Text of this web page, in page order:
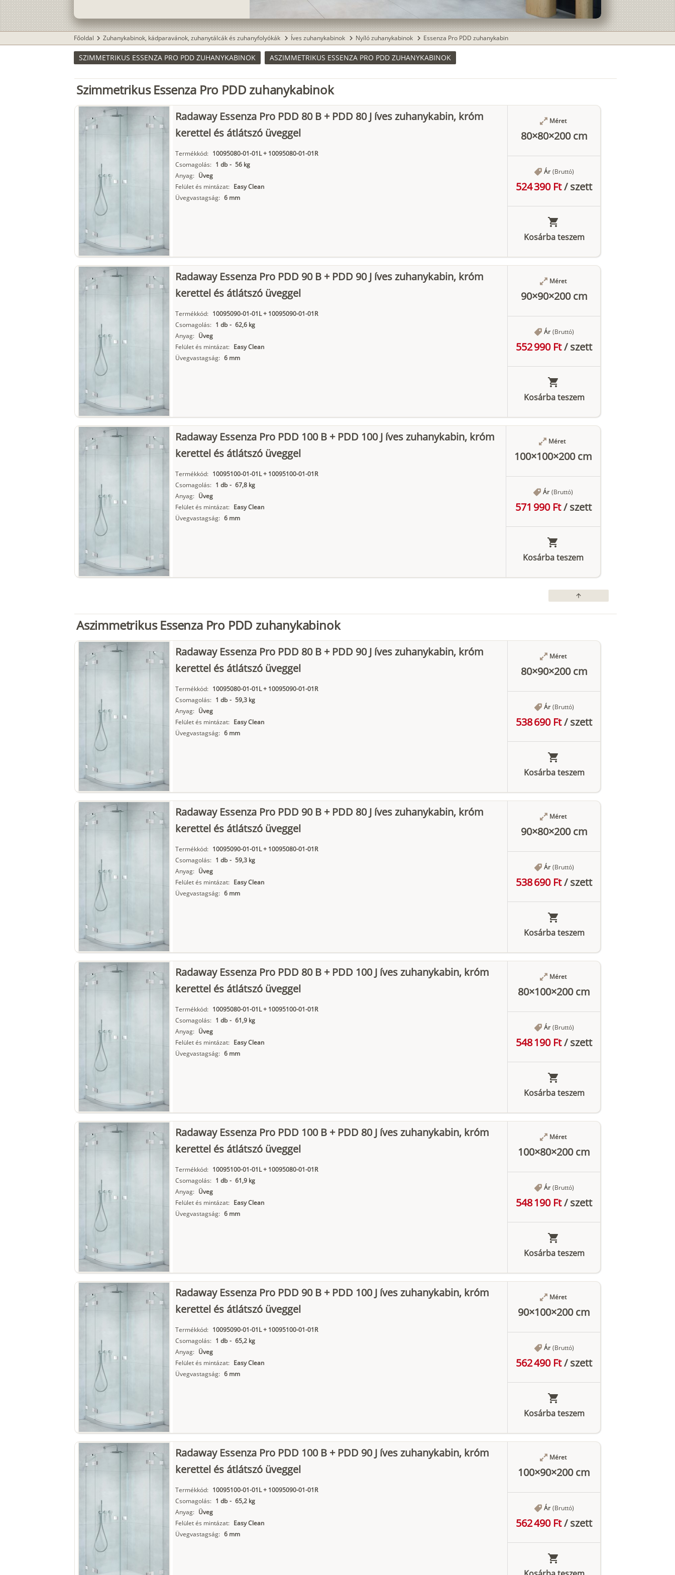
Főoldal chevron_right Zuhanykabinok, kádparavánok, zuhanytálcák és zuhanyfolyókák chevron_right Íves zuhanykabinok chevron_right Nyíló zuhanykabinok chevron_right Essenza Pro PDD zuhanykabin
SZIMMETRIKUS ESSENZA PRO PDD ZUHANYKABINOK ASZIMMETRIKUS ESSENZA PRO PDD ZUHANYKABINOK
Szimmetrikus Essenza Pro PDD zuhanykabinok
Radaway Essenza Pro PDD 80 B + PDD 80 J íves zuhanykabin, króm
kerettel és átlátszó üveggel
Termékkód: 10095080-01-01L + 10095080-01-01R
Csomagolás: 1 db - 56 kg
Anyag: Üveg
Felület és mintázat: Easy Clean
Üvegvastagság: 6 mm
Méret
80×80×200 cm
Ár (Bruttó)
524 390 Ft/szett
Kosárba teszem
Radaway Essenza Pro PDD 90 B + PDD 90 J íves zuhanykabin, króm
kerettel és átlátszó üveggel
Termékkód: 10095090-01-01L + 10095090-01-01R
Csomagolás: 1 db - 62,6 kg
Anyag: Üveg
Felület és mintázat: Easy Clean
Üvegvastagság: 6 mm
Méret
90×90×200 cm
Ár (Bruttó)
552 990 Ft/szett
Kosárba teszem
Radaway Essenza Pro PDD 100 B + PDD 100 J íves zuhanykabin, króm
kerettel és átlátszó üveggel
Termékkód: 10095100-01-01L + 10095100-01-01R
Csomagolás: 1 db - 67,8 kg
Anyag: Üveg
Felület és mintázat: Easy Clean
Üvegvastagság: 6 mm
Méret
100×100×200 cm
Ár (Bruttó)
571 990 Ft/szett
Kosárba teszem
arrow_upward
Aszimmetrikus Essenza Pro PDD zuhanykabinok
Radaway Essenza Pro PDD 80 B + PDD 90 J íves zuhanykabin, króm
kerettel és átlátszó üveggel
Termékkód: 10095080-01-01L + 10095090-01-01R
Csomagolás: 1 db - 59,3 kg
Anyag: Üveg
Felület és mintázat: Easy Clean
Üvegvastagság: 6 mm
Méret
80×90×200 cm
Ár (Bruttó)
538 690 Ft/szett
Kosárba teszem
Radaway Essenza Pro PDD 90 B + PDD 80 J íves zuhanykabin, króm
kerettel és átlátszó üveggel
Termékkód: 10095090-01-01L + 10095080-01-01R
Csomagolás: 1 db - 59,3 kg
Anyag: Üveg
Felület és mintázat: Easy Clean
Üvegvastagság: 6 mm
Méret
90×80×200 cm
Ár (Bruttó)
538 690 Ft/szett
Kosárba teszem
Radaway Essenza Pro PDD 80 B + PDD 100 J íves zuhanykabin, króm
kerettel és átlátszó üveggel
Termékkód: 10095080-01-01L + 10095100-01-01R
Csomagolás: 1 db - 61,9 kg
Anyag: Üveg
Felület és mintázat: Easy Clean
Üvegvastagság: 6 mm
Méret
80×100×200 cm
Ár (Bruttó)
548 190 Ft/szett
Kosárba teszem
Radaway Essenza Pro PDD 100 B + PDD 80 J íves zuhanykabin, króm
kerettel és átlátszó üveggel
Termékkód: 10095100-01-01L + 10095080-01-01R
Csomagolás: 1 db - 61,9 kg
Anyag: Üveg
Felület és mintázat: Easy Clean
Üvegvastagság: 6 mm
Méret
100×80×200 cm
Ár (Bruttó)
548 190 Ft/szett
Kosárba teszem
Radaway Essenza Pro PDD 90 B + PDD 100 J íves zuhanykabin, króm
kerettel és átlátszó üveggel
Termékkód: 10095090-01-01L + 10095100-01-01R
Csomagolás: 1 db - 65,2 kg
Anyag: Üveg
Felület és mintázat: Easy Clean
Üvegvastagság: 6 mm
Méret
90×100×200 cm
Ár (Bruttó)
562 490 Ft/szett
Kosárba teszem
Radaway Essenza Pro PDD 100 B + PDD 90 J íves zuhanykabin, króm
kerettel és átlátszó üveggel
Termékkód: 10095100-01-01L + 10095090-01-01R
Csomagolás: 1 db - 65,2 kg
Anyag: Üveg
Felület és mintázat: Easy Clean
Üvegvastagság: 6 mm
Méret
100×90×200 cm
Ár (Bruttó)
562 490 Ft/szett